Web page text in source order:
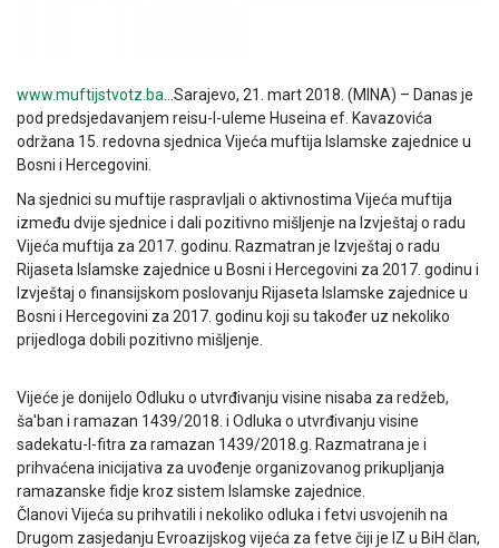
www.muftijstvotz.ba …Sarajevo, 21. mart 2018. (MINA) – Danas je
pod predsjedavanjem reisu-l-uleme Huseina ef. Kavazovića
održana 15. redovna sjednica Vijeća muftija Islamske zajednice u
Bosni i Hercegovini.
Na sjednici su muftije raspravljali o aktivnostima Vijeća muftija
između dvije sjednice i dali pozitivno mišljenje na Izvještaj o radu
Vijeća muftija za 2017. godinu. Razmatran je Izvještaj o radu
Rijaseta Islamske zajednice u Bosni i Hercegovini za 2017. godinu i
Izvještaj o finansijskom poslovanju Rijaseta Islamske zajednice u
Bosni i Hercegovini za 2017. godinu koji su također uz nekoliko
prijedloga dobili pozitivno mišljenje.
Vijeće je donijelo Odluku o utvrđivanju visine nisaba za redžeb,
ša'ban i ramazan 1439/2018. i Odluka o utvrđivanju visine
sadekatu-l-fitra za ramazan 1439/2018.g. Razmatrana je i
prihvaćena inicijativa za uvođenje organizovanog prikupljanja
ramazanske fidje kroz sistem Islamske zajednice.
Članovi Vijeća su prihvatili i nekoliko odluka i fetvi usvojenih na
Drugom zasjedanju Evroazijskog vijeća za fetve čiji je IZ u BiH član,